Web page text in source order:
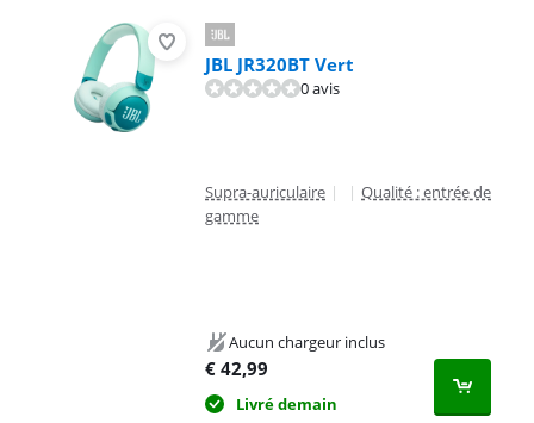
JBL JR320BT Vert
0 avis
Supra-auriculaire | | Qualité : entrée de
gamme
Aucun chargeur inclus
€ 42,99
Livré demain